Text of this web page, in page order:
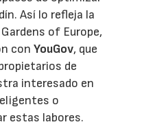
Así lo refleja la
of Europe,
conYouGov, que
de
interesado en
o
estas labores.